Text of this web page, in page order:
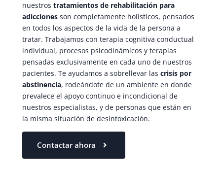
nuestros tratamientos de rehabilitación para
adiccionesson completamente holísticos, pensados
en todos los aspectos de la vida de la persona a
tratar. Trabajamos con terapia cognitiva conductual
individual, procesos psicodinámicos y terapias
pensadas exclusivamente en cada uno de nuestros
pacientes. Te ayudamos a sobrellevar las crisis por
abstinencia, rodeándote de un ambiente en donde
prevalece el apoyo continuo e incondicional de
nuestros especialistas, y de personas que están en
la misma situación de desintoxicación.
Contactar ahora